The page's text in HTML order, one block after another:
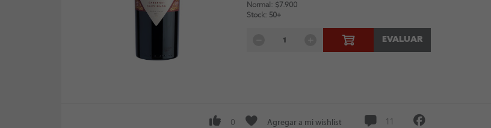
Normal: $7.900
Stock: 50+
EVALUAR
0 Agregar a mi wishlist 11